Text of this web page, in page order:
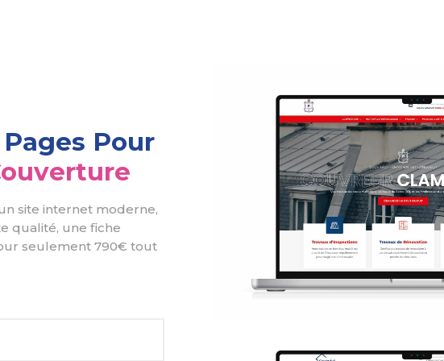
Pour
site internet moderne,
qualité, une fiche
seulement 790€ tout